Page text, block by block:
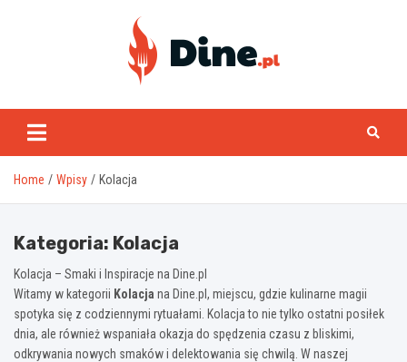
www.dine.pl
Home Wpisy Kolacja
Kategoria: Kolacja
Kolacja – Smaki i Inspiracje na Dine.pl
Witamy w kategorii Kolacja na Dine.pl, miejscu, gdzie kulinarne magii
spotyka się z codziennymi rytuałami. Kolacja to nie tylko ostatni posiłek
dnia, ale również wspaniała okazja do spędzenia czasu z bliskimi,
odkrywania nowych smaków i delektowania się chwilą. W naszej